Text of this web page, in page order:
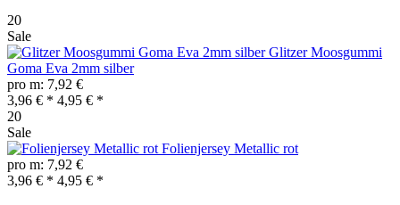
20
Sale
Glitzer Moosgummi
Goma Eva 2mm silber
pro m: 7,92 €
3,96 € * 4,95 € *
20
Sale
Folienjersey Metallic rot
pro m: 7,92 €
3,96 € * 4,95 € *